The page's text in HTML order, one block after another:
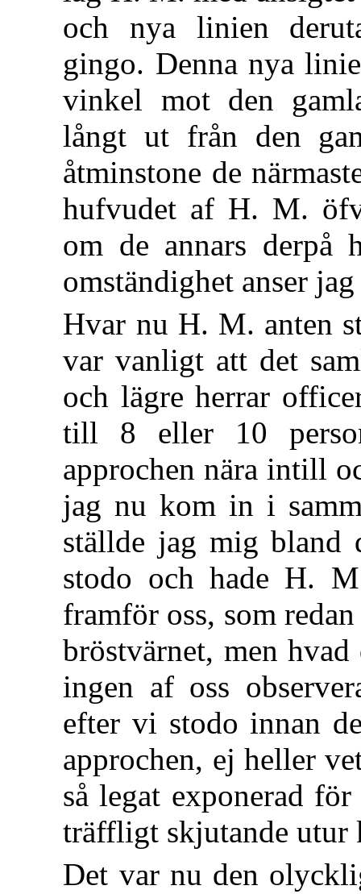
och nya linien
gingo. Denna nya
vinkel mot den
långt ut från den
åtminstone de
hufvudet af H. M.
om de annars derpå
omständighet anser
Hvar nu H. M. anten
var vanligt att det
och lägre herrar
till 8 eller 10
approchen nära intill
jag nukom in i
ställde jag mig bland
stodo och hade H.
framför oss, som
bröstvärnet, men hvad
ingen af oss
efter vi stodo innan
approchen, ej heller
så legat exponerad
träffligt skjutande utur
Det var nu den